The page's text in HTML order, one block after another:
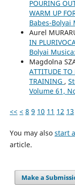
POURING
WARM UP
Babes-Bolyai
Aurel
IN
Bolyai
Magdolna
ATTITUDE TO
TRAINING ,
Volume 61,
<< < 8 9 10 11 12 13
You may also start
article.
Make a